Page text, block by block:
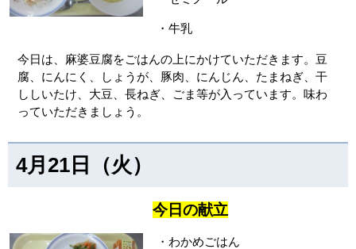
・牛乳
今日は、麻婆豆腐をごはんの上にかけていただきます。豆
腐、にんにく、しょうが、豚肉、にんじん、たまねぎ、干
ししいたけ、大豆、長ねぎ、ごま等が入っています。味わ
っていただきましょう。
4月21日（火）
今日の献立
・わかめごはん